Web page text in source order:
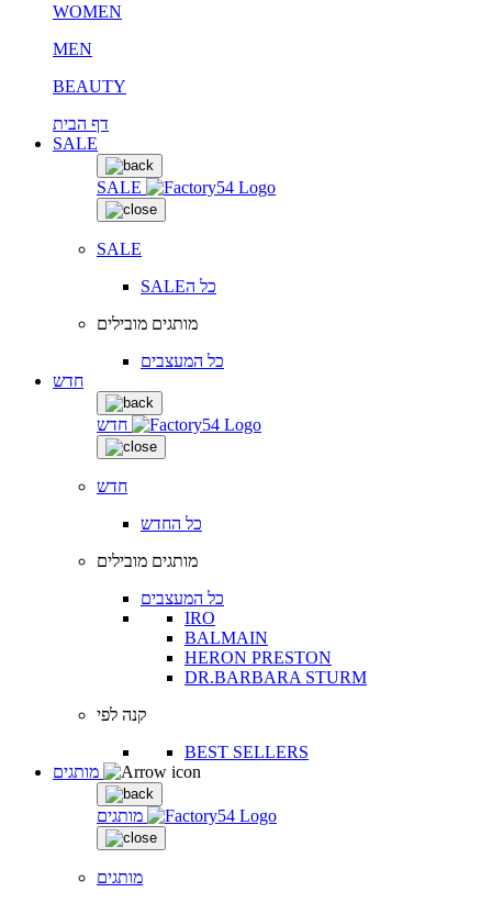
WOMEN
MEN
BEAUTY
דף הבית
SALE
SALE
SALE
SALEכל ה
מותגים מובילים
כל המעצבים
חדש
חדש
חדש
כל החדש
מותגים מובילים
כל המעצבים
IRO
BALMAIN
HERON PRESTON
DR.BARBARA STURM
קנה לפי
BEST SELLERS
מותגים
מותגים